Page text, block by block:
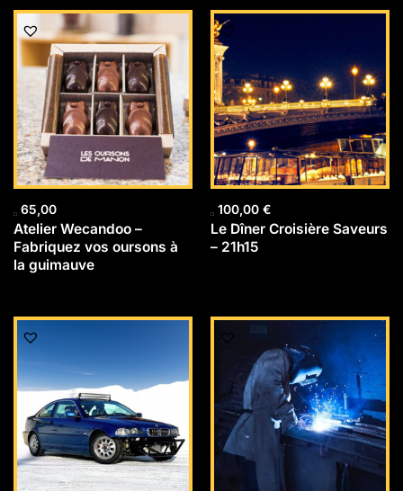
65,00
Atelier Wecandoo –
Fabriquez vos oursons à
la guimauve
100,00 €
Le Dîner Croisière Saveurs
– 21h15